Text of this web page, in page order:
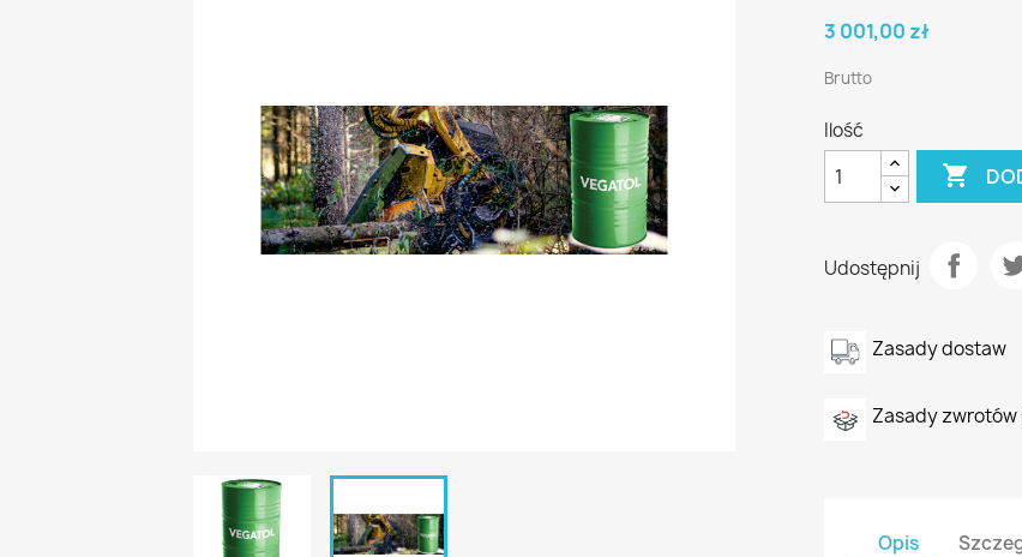
3 001,00 zł
Brutto
Ilość

Udostępnij
Zasady dostaw
Zasady zwrotów
Opis